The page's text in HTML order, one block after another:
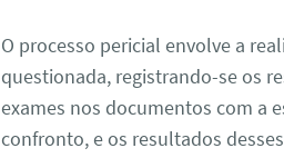
O processo pericial envolve a
questionada, registrando-se os
exames nos documentos com a
confronto, e os resultados